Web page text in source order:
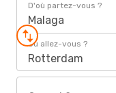
D'où partez-vous ?
Malaga
Où allez-vous ?
Rotterdam